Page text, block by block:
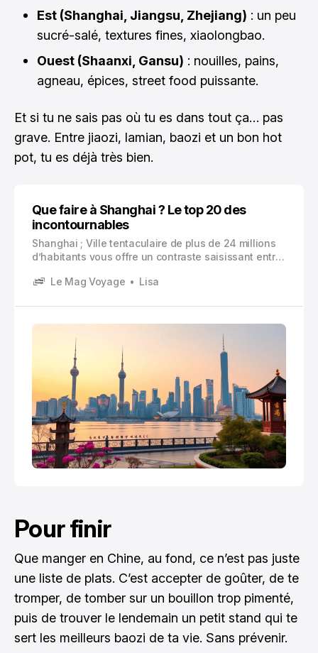
Est (Shanghai, Jiangsu, Zhejiang) : un peu
sucré-salé, textures fines, xiaolongbao.
Ouest (Shaanxi, Gansu) : nouilles, pains,
agneau, épices, street food puissante.
Et si tu ne sais pas où tu es dans tout ça… pas
grave. Entre jiaozi, lamian, baozi et un bon hot
pot, tu es déjà très bien.
Que faire à Shanghai ? Le top 20 des
incontournables
Shanghai ; Ville tentaculaire de plus de 24 millions
d’habitants vous offre un contraste saisissant entre
vertigineux, entre ruelles traditionnelles et
Le Mag Voyage Lisa
Pour finir
Que manger en Chine, au fond, ce n’est pas juste
une liste de plats. C’est accepter de goûter, de te
tromper, de tomber sur un bouillon trop pimenté,
puis de trouver le lendemain un petit stand qui te
sert les meilleurs baozi de ta vie. Sans prévenir.